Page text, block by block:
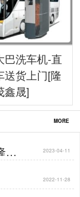
巴洗车机-直
送货上门[隆
鑫晟]
MORE
茂 2023-04-11
2022-11-28